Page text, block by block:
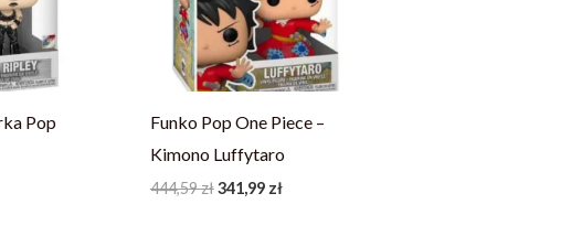
Pop
Funko Pop One Piece –
Kimono Luffytaro
444,59zł341,99 zł